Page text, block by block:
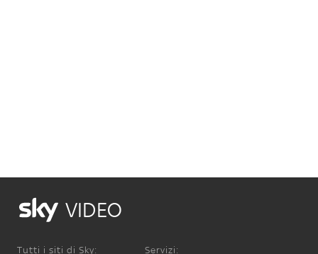
VIDEO
Tutti i siti di Sky: Servizi: